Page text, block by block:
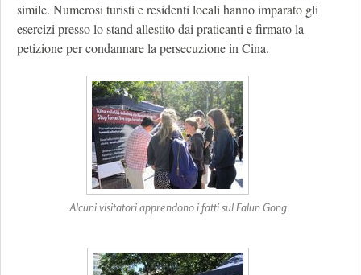
simile. Numerosi turisti e residenti locali hanno imparato gli
esercizi presso lo stand allestito dai praticanti e firmato la
petizione per condannare la persecuzione in Cina.
Alcuni visitatori apprendono i fatti sul Falun Gong